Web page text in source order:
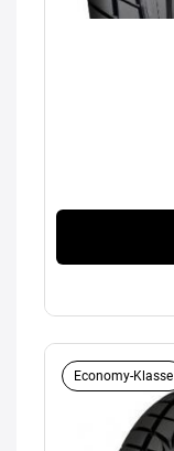
Economy-Klasse